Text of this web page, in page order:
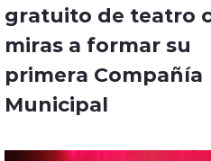
gratuito de teatro
miras a formar su
primera Compañía
Municipal